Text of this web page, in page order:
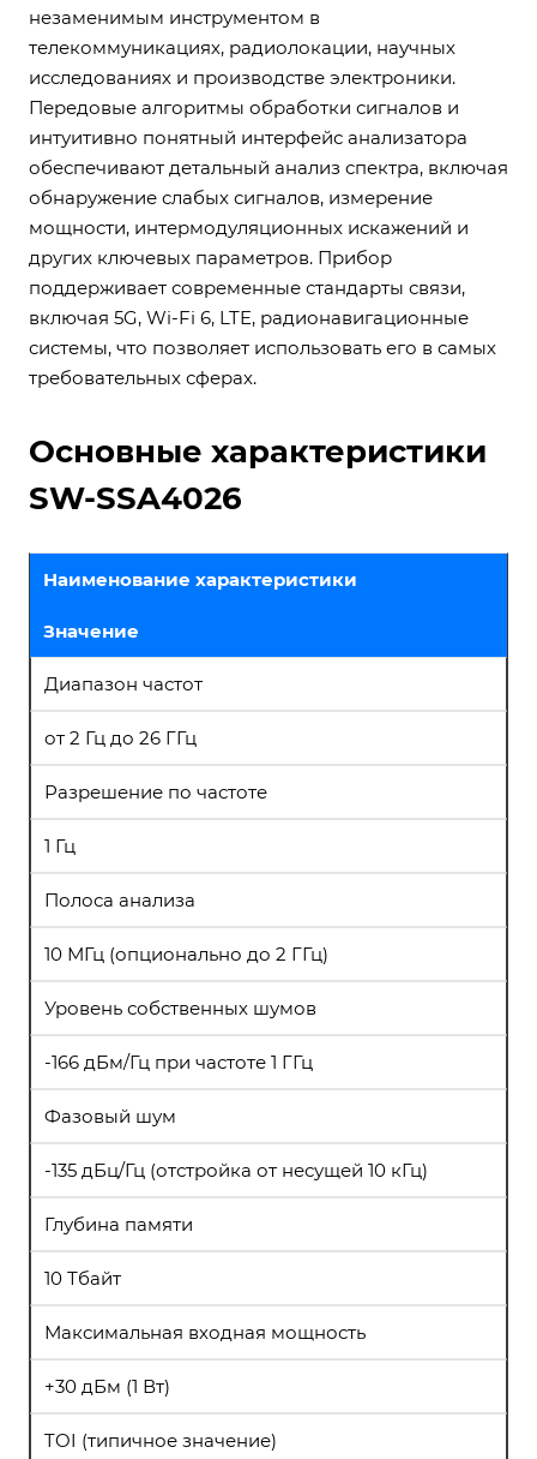
незаменимым инструментом в
телекоммуникациях, радиолокации, научных
исследованиях и производстве электроники.
Передовые алгоритмы обработки сигналов и
интуитивно понятный интерфейс анализатора
обеспечивают детальный анализ спектра, включая
обнаружение слабых сигналов, измерение
мощности, интермодуляционных искажений и
других ключевых параметров. Прибор
поддерживает современные стандарты связи,
включая 5G, Wi-Fi 6, LTE, радионавигационные
системы, что позволяет использовать его в самых
требовательных сферах.
Основные характеристики
SW-SSA4026
Наименование характеристики
Значение
Диапазон частот
от 2 Гц до 26 ГГц
Разрешение по частоте
1 Гц
Полоса анализа
10 МГц (опционально до 2 ГГц)
Уровень собственных шумов
-166 дБм/Гц при частоте 1 ГГц
Фазовый шум
-135 дБц/Гц (отстройка от несущей 10 кГц)
Глубина памяти
10 Тбайт
Максимальная входная мощность
+30 дБм (1 Вт)
TOI (типичное значение)